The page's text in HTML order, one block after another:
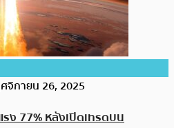
จิกายน 26, 2025
ง 77% หลังเปิดเทรดบน